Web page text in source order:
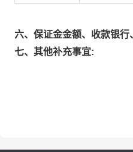
六、保证金金额、收款银行
七、其他补充事宜: